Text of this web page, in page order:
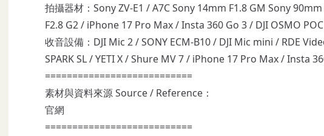
拍攝器材：Sony ZV-E1 / A7C Sony 14mm F1.8 GM Sony
F2.8 G2 / iPhone 17 Pro Max / Insta 360 Go 3 / DJI OSMO
收音設備：DJI Mic 2 / SONY ECM-B10 / DJI Mic mini / RDE
SPARK SL / YETI X / Shure MV 7 / iPhone 17 Pro Max / Insta
===========================
素材與資料來源 Source / Reference：
官網
===========================